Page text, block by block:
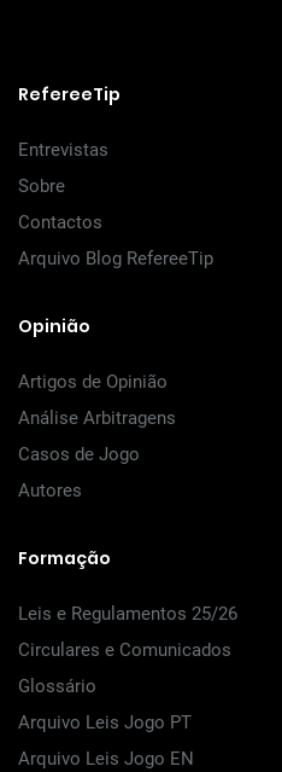
RefereeTip
Entrevistas
Sobre
Contactos
Arquivo Blog RefereeTip
Opinião
Artigos de Opinião
Análise Arbitragens
Casos de Jogo
Autores
Formação
Leis e Regulamentos 25/26
Circulares e Comunicados
Glossário
Arquivo Leis Jogo PT
Arquivo Leis Jogo EN